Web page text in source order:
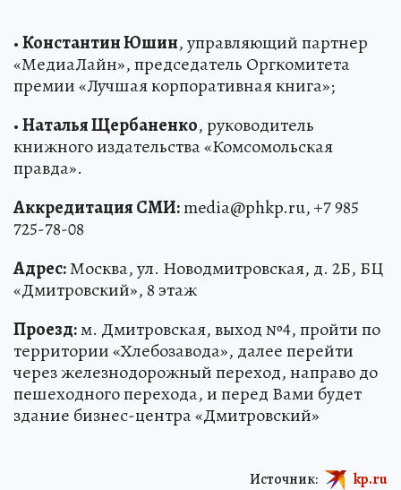
•Константин Юшин, управляющий партнер
«МедиаЛайн», председатель Оргкомитета
премии «Лучшая корпоративная книга»;
•Наталья Щербаненко, руководитель
книжного издательства «Комсомольская
правда».
Аккредитация СМИ:media@phkp.ru, +7 985
725-78-08
Адрес:Москва, ул. Новодмитровская, д. 2Б, БЦ
«Дмитровский», 8 этаж
Проезд:м. Дмитровская, выход №4, пройти по
территории «Хлебозавода», далее перейти
через железнодорожный переход, направо до
пешеходного перехода, и перед Вами будет
здание бизнес-центра «Дмитровский»
Источник: kp.ru